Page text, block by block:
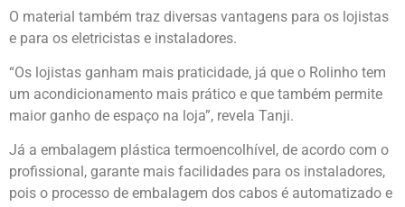
O material também traz diversas vantagens para os lojistas
e para os eletricistas e instaladores.
“Os lojistas ganham mais praticidade, já que o Rolinho tem
um acondicionamento mais prático e que também permite
maior ganho de espaço na loja”, revela Tanji.
Já a embalagem plástica termoencolhível, de acordo com o
profissional, garante mais facilidades para os instaladores,
pois o processo de embalagem dos cabos é automatizado e